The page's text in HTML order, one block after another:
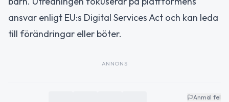
ansvar enligt EU:s Digital Services Act och kan leda
till förändringar eller böter.
ANNONS
Anmäl fel